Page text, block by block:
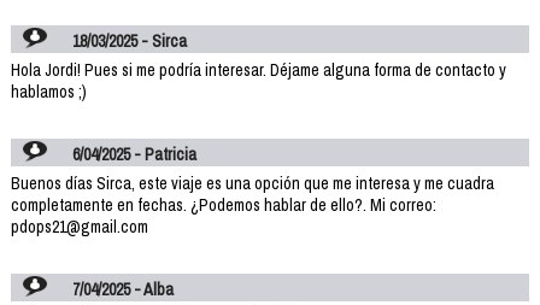
18/03/2025 - Sirca
Hola Jordi! Pues si me podría interesar. Déjame alguna forma de contacto y
hablamos ;)
6/04/2025 - Patricia
Buenos días Sirca, este viaje es una opción que me interesa y me cuadra
completamente en fechas. ¿Podemos hablar de ello?. Mi correo:
pdops21@gmail.com
7/04/2025 - Alba